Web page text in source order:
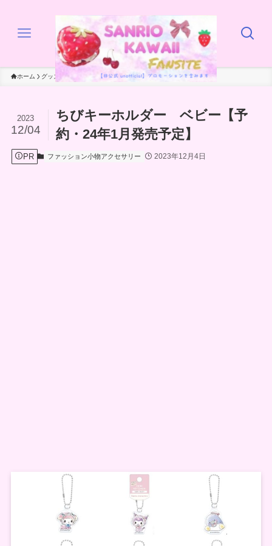
ホーム グッズ ファッション小物アクセサリー
ちびキーホルダー ベビー【予
約・24年1月発売予定】
2023
12/04
PR ファッション小物アクセサリー 2023年12月4日